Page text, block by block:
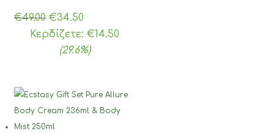
€49.00 Original
price
was:
€34.50
τρέχουσα
τιμή
Κερδίζετε:€14.50
(29.6%)